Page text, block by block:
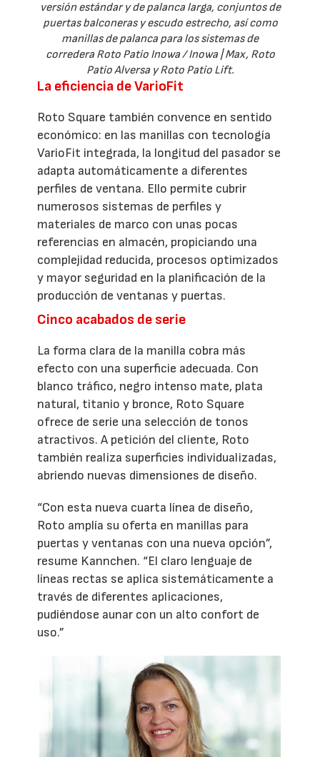
versión estándar y de palanca larga, conjuntos de
puertas balconeras y escudo estrecho, así como
manillas de palanca para los sistemas de
corredera Roto Patio Inowa / Inowa | Max, Roto
Patio Alversa y Roto Patio Lift.
La eficiencia de VarioFit
Roto Square también convence en sentido
económico: en las manillas con tecnología
VarioFit integrada, la longitud del pasador se
adapta automáticamente a diferentes
perfiles de ventana. Ello permite cubrir
numerosos sistemas de perfiles y
materiales de marco con unas pocas
referencias en almacén, propiciando una
complejidad reducida, procesos optimizados
y mayor seguridad en la planificación de la
producción de ventanas y puertas.
Cinco acabados de serie
La forma clara de la manilla cobra más
efecto con una superficie adecuada. Con
blanco tráfico, negro intenso mate, plata
natural, titanio y bronce, Roto Square
ofrece de serie una selección de tonos
atractivos. A petición del cliente, Roto
también realiza superficies individualizadas,
abriendo nuevas dimensiones de diseño.
“Con esta nueva cuarta línea de diseño,
Roto amplía su oferta en manillas para
puertas y ventanas con una nueva opción”,
resume Kannchen. “El claro lenguaje de
líneas rectas se aplica sistemáticamente a
través de diferentes aplicaciones,
pudiéndose aunar con un alto confort de
uso.”